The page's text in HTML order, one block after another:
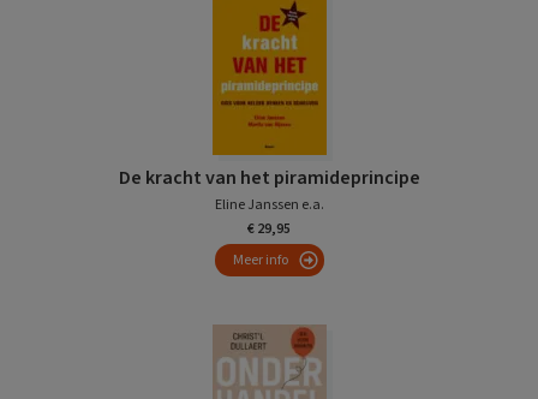
De kracht van het piramideprincipe
Eline Janssen e.a.
€ 29,95
Meer info